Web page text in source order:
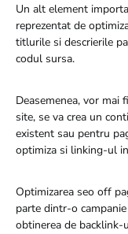
Un alt element
reprezentat de
titlurile si descrierile
codul sursa.
Deasemenea, vor mai
site, se va crea un
existent sau pentru
optimiza si linking-ul
Optimizarea seo off
parte dintr-o
obtinerea de backlink-